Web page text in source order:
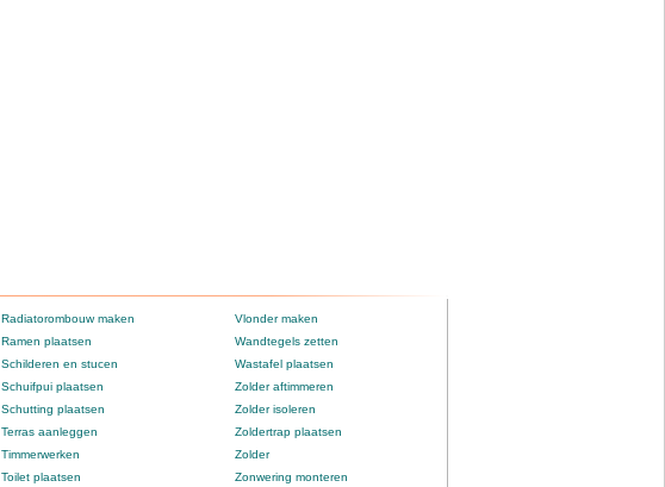
Radiatorombouw maken
Ramen plaatsen
Schilderen en stucen
Schuifpui plaatsen
Schutting plaatsen
Terras aanleggen
Timmerwerken
Toilet plaatsen
Vlonder maken
Wandtegels zetten
Wastafel plaatsen
Zolder aftimmeren
Zolder isoleren
Zoldertrap plaatsen
Zolder
Zonwering monteren